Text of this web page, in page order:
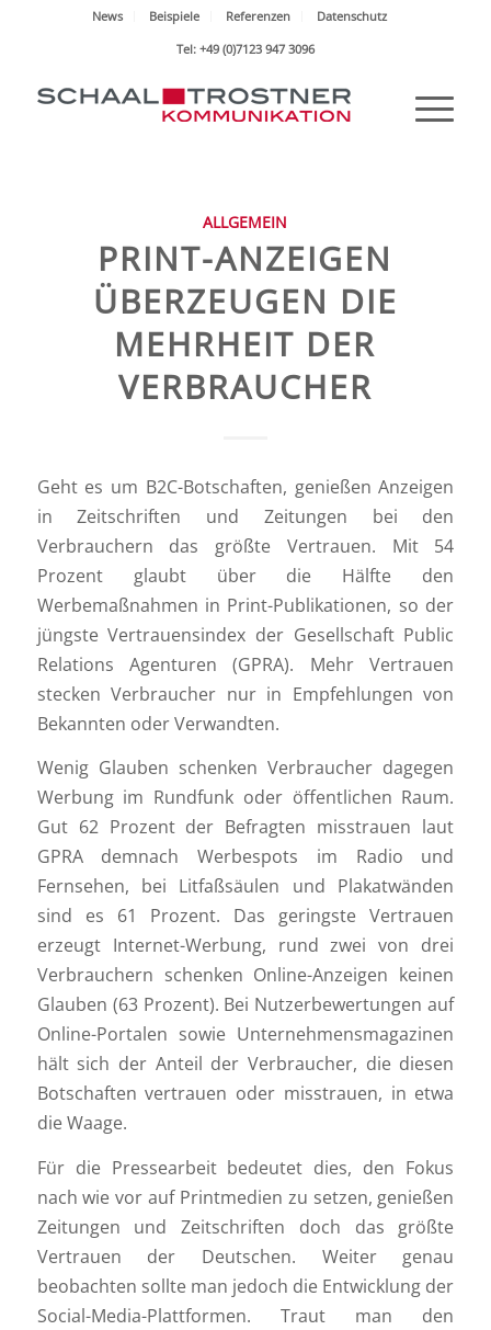
News Beispiele Referenzen
Datenschutz
Tel: +49 (0)7123 947 3096
ALLGEMEIN
PRINT-ANZEIGEN
ÜBERZEUGEN DIE
MEHRHEIT DER
VERBRAUCHER
Geht es um B2C-Botschaften, genießen Anzeigen
in Zeitschriften und Zeitungen bei den
Verbrauchern das größte Vertrauen. Mit 54
Prozent glaubt über die Hälfte den
Werbemaßnahmen in Print-Publikationen, so der
jüngste Vertrauensindex der Gesellschaft Public
Relations Agenturen (GPRA). Mehr Vertrauen
stecken Verbraucher nur in Empfehlungen von
Bekannten oder Verwandten.
Wenig Glauben schenken Verbraucher dagegen
Werbung im Rundfunk oder öffentlichen Raum.
Gut 62 Prozent der Befragten misstrauen laut
GPRA demnach Werbespots im Radio und
Fernsehen, bei Litfaßsäulen und Plakatwänden
sind es 61 Prozent. Das geringste Vertrauen
erzeugt Internet-Werbung, rund zwei von drei
Verbrauchern schenken Online-Anzeigen keinen
Glauben (63 Prozent). Bei Nutzerbewertungen auf
Online-Portalen sowie Unternehmensmagazinen
hält sich der Anteil der Verbraucher, die diesen
Botschaften vertrauen oder misstrauen, in etwa
die Waage.
Für die Pressearbeit bedeutet dies, den Fokus
nach wie vor auf Printmedien zu setzen, genießen
Zeitungen und Zeitschriften doch das größte
Vertrauen der Deutschen. Weiter genau
beobachten sollte man jedoch die Entwicklung der
Social-Media-Plattformen. Traut man den